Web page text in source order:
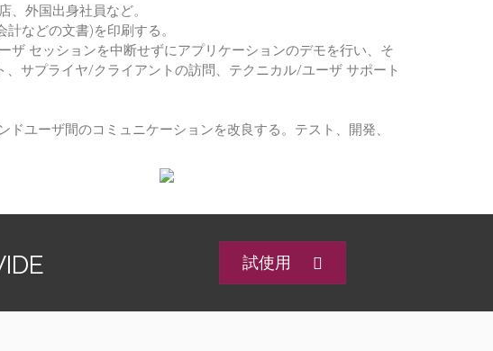
外国出身社員など。
などの文書)を印刷する。
ザ セッションを中断せずにアプリケーションのデモを行い、そ
サプライヤ/クライアントの訪問、テクニカル/ユーザ サポート
ユーザ間のコミュニケーションを改良する。テスト、開発、
試使用